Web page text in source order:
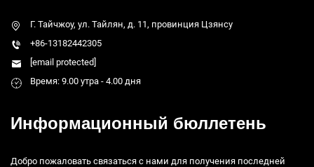
Г. Тайчжоу, ул. Тайлян, д. 11, провинция Цзянсу
+86-13182442305
[email protected]
Время: 9.00 утра - 4.00 дня
Информационный бюллетень
Добро пожаловать связаться с нами для получения последней